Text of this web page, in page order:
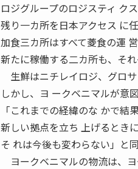
ロジグループのロジスティ ク
残り一カ所を日本アクセス に
加食三カ所はすべて菱食の運
新たに稼働する二カ所も、そ
生鮮はニチレイロジ、グロ
しかし、ヨ ークベニマルが意
「これまでの経緯のな かで結
新しい拠点を立ち 上げるとき
そ れは今後も変わらない」と
ヨークベニマルの物流は、